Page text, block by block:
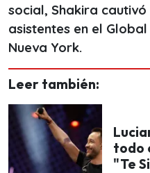
social, Shakira
asistentes en el
Nueva York.
Leer también:
todo
"Te